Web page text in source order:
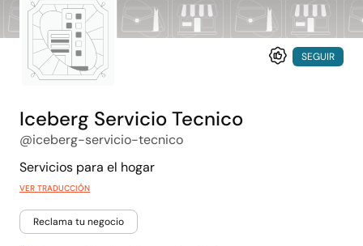
SEGUIR
Iceberg Servicio Tecnico
@iceberg-servicio-tecnico
Servicios para el hogar
VER TRADUCCIÓN
Reclama tu negocio